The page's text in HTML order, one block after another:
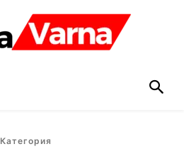
Категория